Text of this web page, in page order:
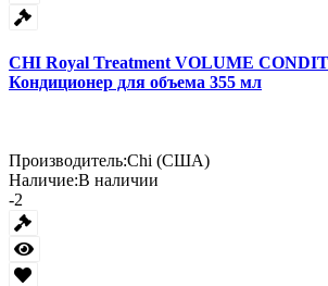
CHI Royal Treatment VOLUME
Кондиционер для объема 355 мл
Производитель:Chi (США)
Наличие:В наличии
-2